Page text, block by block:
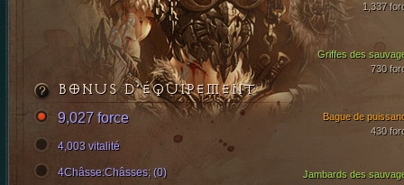
1,337
Griffes des
730
Jambards des
Bague de
430
BONUS D’ÉQUIPEMENT
9,027 force
4,003 vitalité
4Châsse:Châsses; (0)